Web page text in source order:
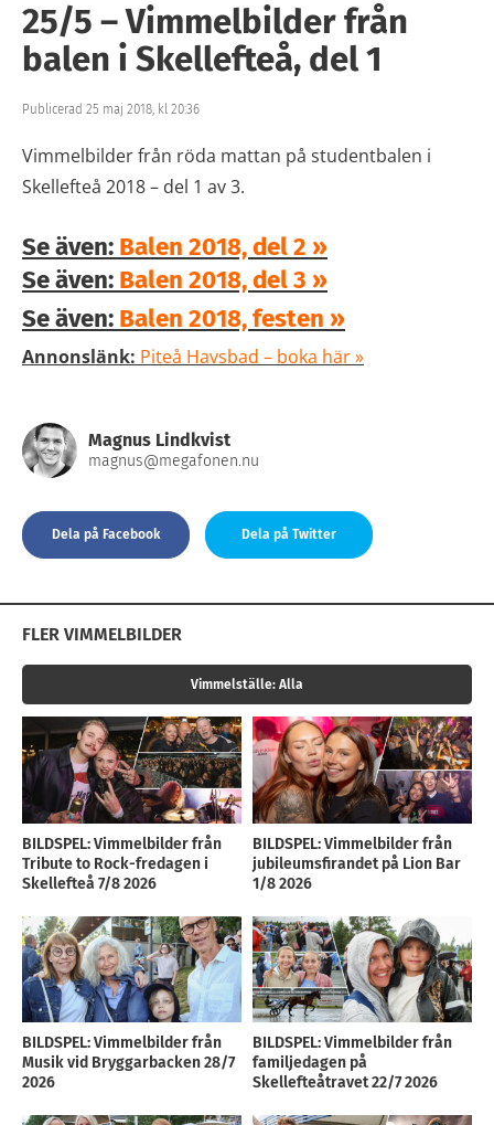
25/5 – Vimmelbilder från
balen i Skellefteå, del 1
Publicerad 25 maj 2018, kl 20:36
Vimmelbilder från röda mattan på studentbalen i
Skellefteå 2018 – del 1 av 3.
Se även: Balen 2018, del 2 »
Se även: Balen 2018, del 3 »
Se även: Balen 2018, festen »
Annonslänk: Piteå Havsbad – boka här »
Magnus Lindkvist
magnus@megafonen.nu
Dela på Facebook Dela på Twitter
FLER VIMMELBILDER
Vimmelställe: Alla
BILDSPEL: Vimmelbilder från
Tribute to Rock-fredagen i
Skellefteå 7/8 2026
BILDSPEL: Vimmelbilder från
jubileumsfirandet på Lion Bar
1/8 2026
BILDSPEL: Vimmelbilder från
Musik vid Bryggarbacken 28/7
2026
BILDSPEL: Vimmelbilder från
familjedagen på
Skellefteåtravet 22/7 2026